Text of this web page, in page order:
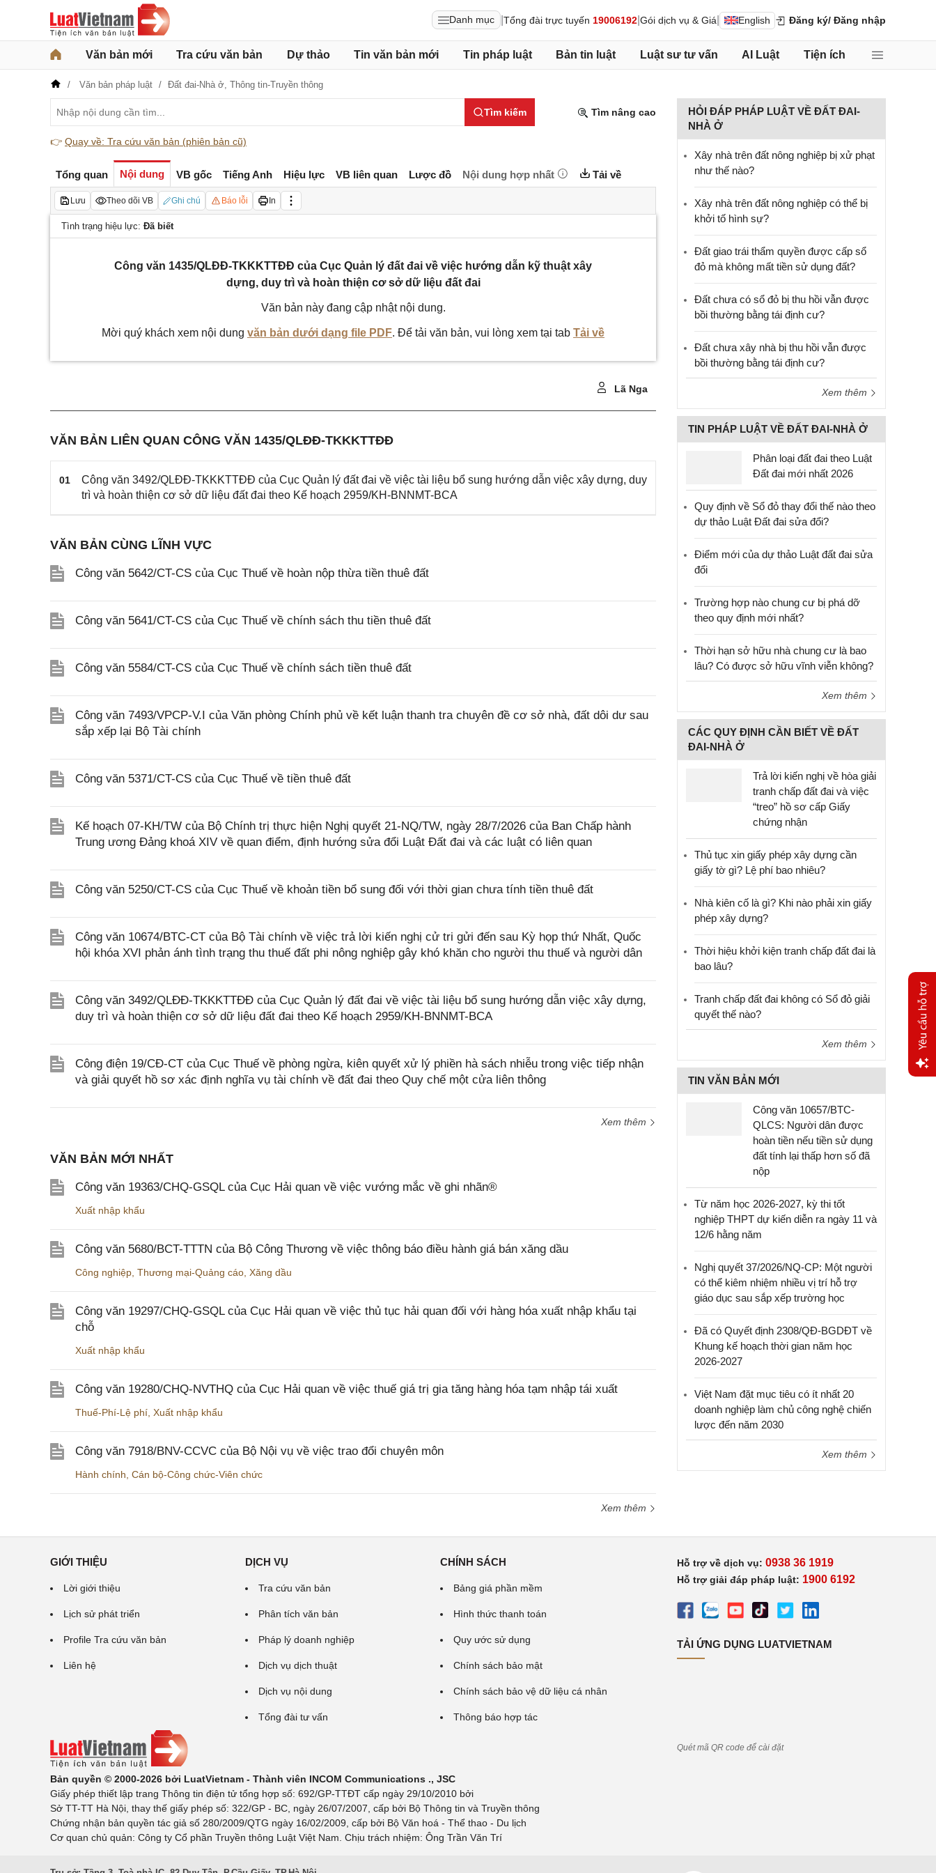
Danh mục Tổng đài trực tuyến 19006192 Gói dịch vụ & Giá English Đăng ký/ Đăng nhập
Văn bản mới Tra cứu văn bản Dự thảo Tin văn bản mới Tin pháp luật Bản tin luật Luật sư tư vấn AI Luật Tiện ích
Văn bản pháp luật Đất đai-Nhà ở, Thông tin-Truyền thông
Tìm kiếm Tìm nâng cao
👉 Quay về: Tra cứu văn bản (phiên bản cũ)
Tổng quan Nội dung VB gốc Tiếng Anh Hiệu lực VB liên quan Lược đồ Nội dung hợp nhất Tải về
Lưu Theo dõi VB Ghi chú Báo lỗi In
Tình trạng hiệu lực: Đã biết
Công văn 1435/QLĐĐ-TKKKTTĐĐ của Cục Quản lý đất đai về việc hướng dẫn kỹ thuật xây
dựng, duy trì và hoàn thiện cơ sở dữ liệu đất đai
Văn bản này đang cập nhật nội dung.
Mời quý khách xem nội dung văn bản dưới dạng file PDF. Để tải văn bản, vui lòng xem tại tab Tải về
Lã Nga
VĂN BẢN LIÊN QUAN CÔNG VĂN 1435/QLĐĐ-TKKKTTĐĐ
01
Công văn 3492/QLĐĐ-TKKKTTĐĐ của Cục Quản lý đất đai về việc tài liệu bổ sung hướng dẫn việc xây dựng, duy
trì và hoàn thiện cơ sở dữ liệu đất đai theo Kế hoạch 2959/KH-BNNMT-BCA
VĂN BẢN CÙNG LĨNH VỰC
Công văn 5642/CT-CS của Cục Thuế về hoàn nộp thừa tiền thuê đất
Công văn 5641/CT-CS của Cục Thuế về chính sách thu tiền thuê đất
Công văn 5584/CT-CS của Cục Thuế về chính sách tiền thuê đất
Công văn 7493/VPCP-V.I của Văn phòng Chính phủ về kết luận thanh tra chuyên đề cơ sở nhà, đất dôi dư sau
sắp xếp lại Bộ Tài chính
Công văn 5371/CT-CS của Cục Thuế về tiền thuê đất
Kế hoạch 07-KH/TW của Bộ Chính trị thực hiện Nghị quyết 21-NQ/TW, ngày 28/7/2026 của Ban Chấp hành
Trung ương Đảng khoá XIV về quan điểm, định hướng sửa đổi Luật Đất đai và các luật có liên quan
Công văn 5250/CT-CS của Cục Thuế về khoản tiền bổ sung đối với thời gian chưa tính tiền thuê đất
Công văn 10674/BTC-CT của Bộ Tài chính về việc trả lời kiến nghị cử tri gửi đến sau Kỳ họp thứ Nhất, Quốc
hội khóa XVI phản ánh tình trạng thu thuế đất phi nông nghiệp gây khó khăn cho người thu thuế và người dân
Công văn 3492/QLĐĐ-TKKKTTĐĐ của Cục Quản lý đất đai về việc tài liệu bổ sung hướng dẫn việc xây dựng,
duy trì và hoàn thiện cơ sở dữ liệu đất đai theo Kế hoạch 2959/KH-BNNMT-BCA
Công điện 19/CĐ-CT của Cục Thuế về phòng ngừa, kiên quyết xử lý phiền hà sách nhiễu trong việc tiếp nhận
và giải quyết hồ sơ xác định nghĩa vụ tài chính về đất đai theo Quy chế một cửa liên thông
Xem thêm
VĂN BẢN MỚI NHẤT
Công văn 19363/CHQ-GSQL của Cục Hải quan về việc vướng mắc về ghi nhãn®
Xuất nhập khẩu
Công văn 5680/BCT-TTTN của Bộ Công Thương về việc thông báo điều hành giá bán xăng dầu
Công nghiệp Thương mại-Quảng cáo Xăng dầu
Công văn 19297/CHQ-GSQL của Cục Hải quan về việc thủ tục hải quan đối với hàng hóa xuất nhập khẩu tại
chỗ
Xuất nhập khẩu
Công văn 19280/CHQ-NVTHQ của Cục Hải quan về việc thuế giá trị gia tăng hàng hóa tạm nhập tái xuất
Thuế-Phí-Lệ phí Xuất nhập khẩu
Công văn 7918/BNV-CCVC của Bộ Nội vụ về việc trao đổi chuyên môn
Hành chính Cán bộ-Công chức-Viên chức
Xem thêm
HỎI ĐÁP PHÁP LUẬT VỀ ĐẤT ĐAI-
NHÀ Ở
Xây nhà trên đất nông nghiệp bị xử phạt
như thế nào?
Xây nhà trên đất nông nghiệp có thể bị
khởi tố hình sự?
Đất giao trái thẩm quyền được cấp sổ
đỏ mà không mất tiền sử dụng đất?
Đất chưa có sổ đỏ bị thu hồi vẫn được
bồi thường bằng tái định cư?
Đất chưa xây nhà bị thu hồi vẫn được
bồi thường bằng tái định cư?
Xem thêm
TIN PHÁP LUẬT VỀ ĐẤT ĐAI-NHÀ Ở
Phân loại đất đai theo Luật
Đất đai mới nhất 2026
Quy định về Sổ đỏ thay đổi thế nào theo
dự thảo Luật Đất đai sửa đổi?
Điểm mới của dự thảo Luật đất đai sửa
đổi
Trường hợp nào chung cư bị phá dỡ
theo quy định mới nhất?
Thời hạn sở hữu nhà chung cư là bao
lâu? Có được sở hữu vĩnh viễn không?
Xem thêm
CÁC QUY ĐỊNH CẦN BIẾT VỀ ĐẤT
ĐAI-NHÀ Ở
Trả lời kiến nghị về hòa giải
tranh chấp đất đai và việc
“treo” hồ sơ cấp Giấy
chứng nhận
Thủ tục xin giấy phép xây dựng cần
giấy tờ gì? Lệ phí bao nhiêu?
Nhà kiên cố là gì? Khi nào phải xin giấy
phép xây dựng?
Thời hiệu khởi kiện tranh chấp đất đai là
bao lâu?
Tranh chấp đất đai không có Sổ đỏ giải
quyết thế nào?
Xem thêm
TIN VĂN BẢN MỚI
Công văn 10657/BTC-
QLCS: Người dân được
hoàn tiền nếu tiền sử dụng
đất tính lại thấp hơn số đã
nộp
Từ năm học 2026-2027, kỳ thi tốt
nghiệp THPT dự kiến diễn ra ngày 11 và
12/6 hằng năm
Nghị quyết 37/2026/NQ-CP: Một người
có thể kiêm nhiệm nhiều vị trí hỗ trợ
giáo dục sau sắp xếp trường học
Đã có Quyết định 2308/QĐ-BGDĐT về
Khung kế hoạch thời gian năm học
2026-2027
Việt Nam đặt mục tiêu có ít nhất 20
doanh nghiệp làm chủ công nghệ chiến
lược đến năm 2030
Xem thêm
GIỚI THIỆU
Lời giới thiệu
Lịch sử phát triển
Profile Tra cứu văn bản
Liên hệ
DỊCH VỤ
Tra cứu văn bản
Phân tích văn bản
Pháp lý doanh nghiệp
Dịch vụ dịch thuật
Dịch vụ nội dung
Tổng đài tư vấn
CHÍNH SÁCH
Bảng giá phần mềm
Hình thức thanh toán
Quy ước sử dụng
Chính sách bảo mật
Chính sách bảo vệ dữ liệu cá nhân
Thông báo hợp tác
Bản quyền © 2000-2026 bởi LuatVietnam - Thành viên INCOM Communications ., JSC
Giấy phép thiết lập trang Thông tin điện tử tổng hợp số: 692/GP-TTĐT cấp ngày 29/10/2010 bởi
Sở TT-TT Hà Nội, thay thế giấy phép số: 322/GP - BC, ngày 26/07/2007, cấp bởi Bộ Thông tin và Truyền thông
Chứng nhận bản quyền tác giả số 280/2009/QTG ngày 16/02/2009, cấp bởi Bộ Văn hoá - Thể thao - Du lịch
Cơ quan chủ quản: Công ty Cổ phần Truyền thông Luật Việt Nam. Chịu trách nhiệm: Ông Trần Văn Trí
Hỗ trợ về dịch vụ: 0938 36 1919
Hỗ trợ giải đáp pháp luật: 1900 6192
TẢI ỨNG DỤNG LUATVIETNAM
Quét mã QR code để cài đặt